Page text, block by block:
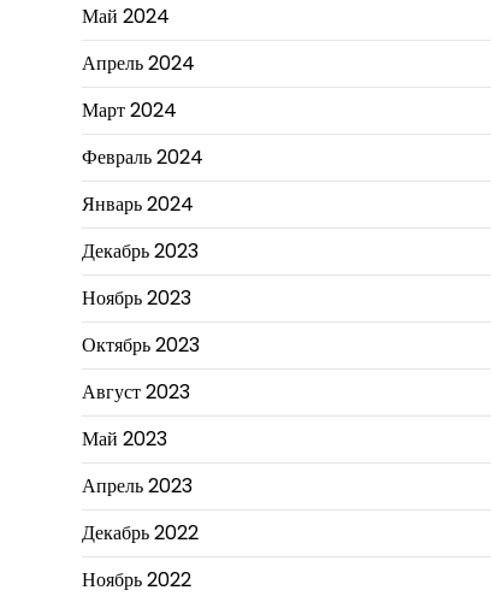
Май 2024
Апрель 2024
Март 2024
Февраль 2024
Январь 2024
Декабрь 2023
Ноябрь 2023
Октябрь 2023
Август 2023
Май 2023
Апрель 2023
Декабрь 2022
Ноябрь 2022